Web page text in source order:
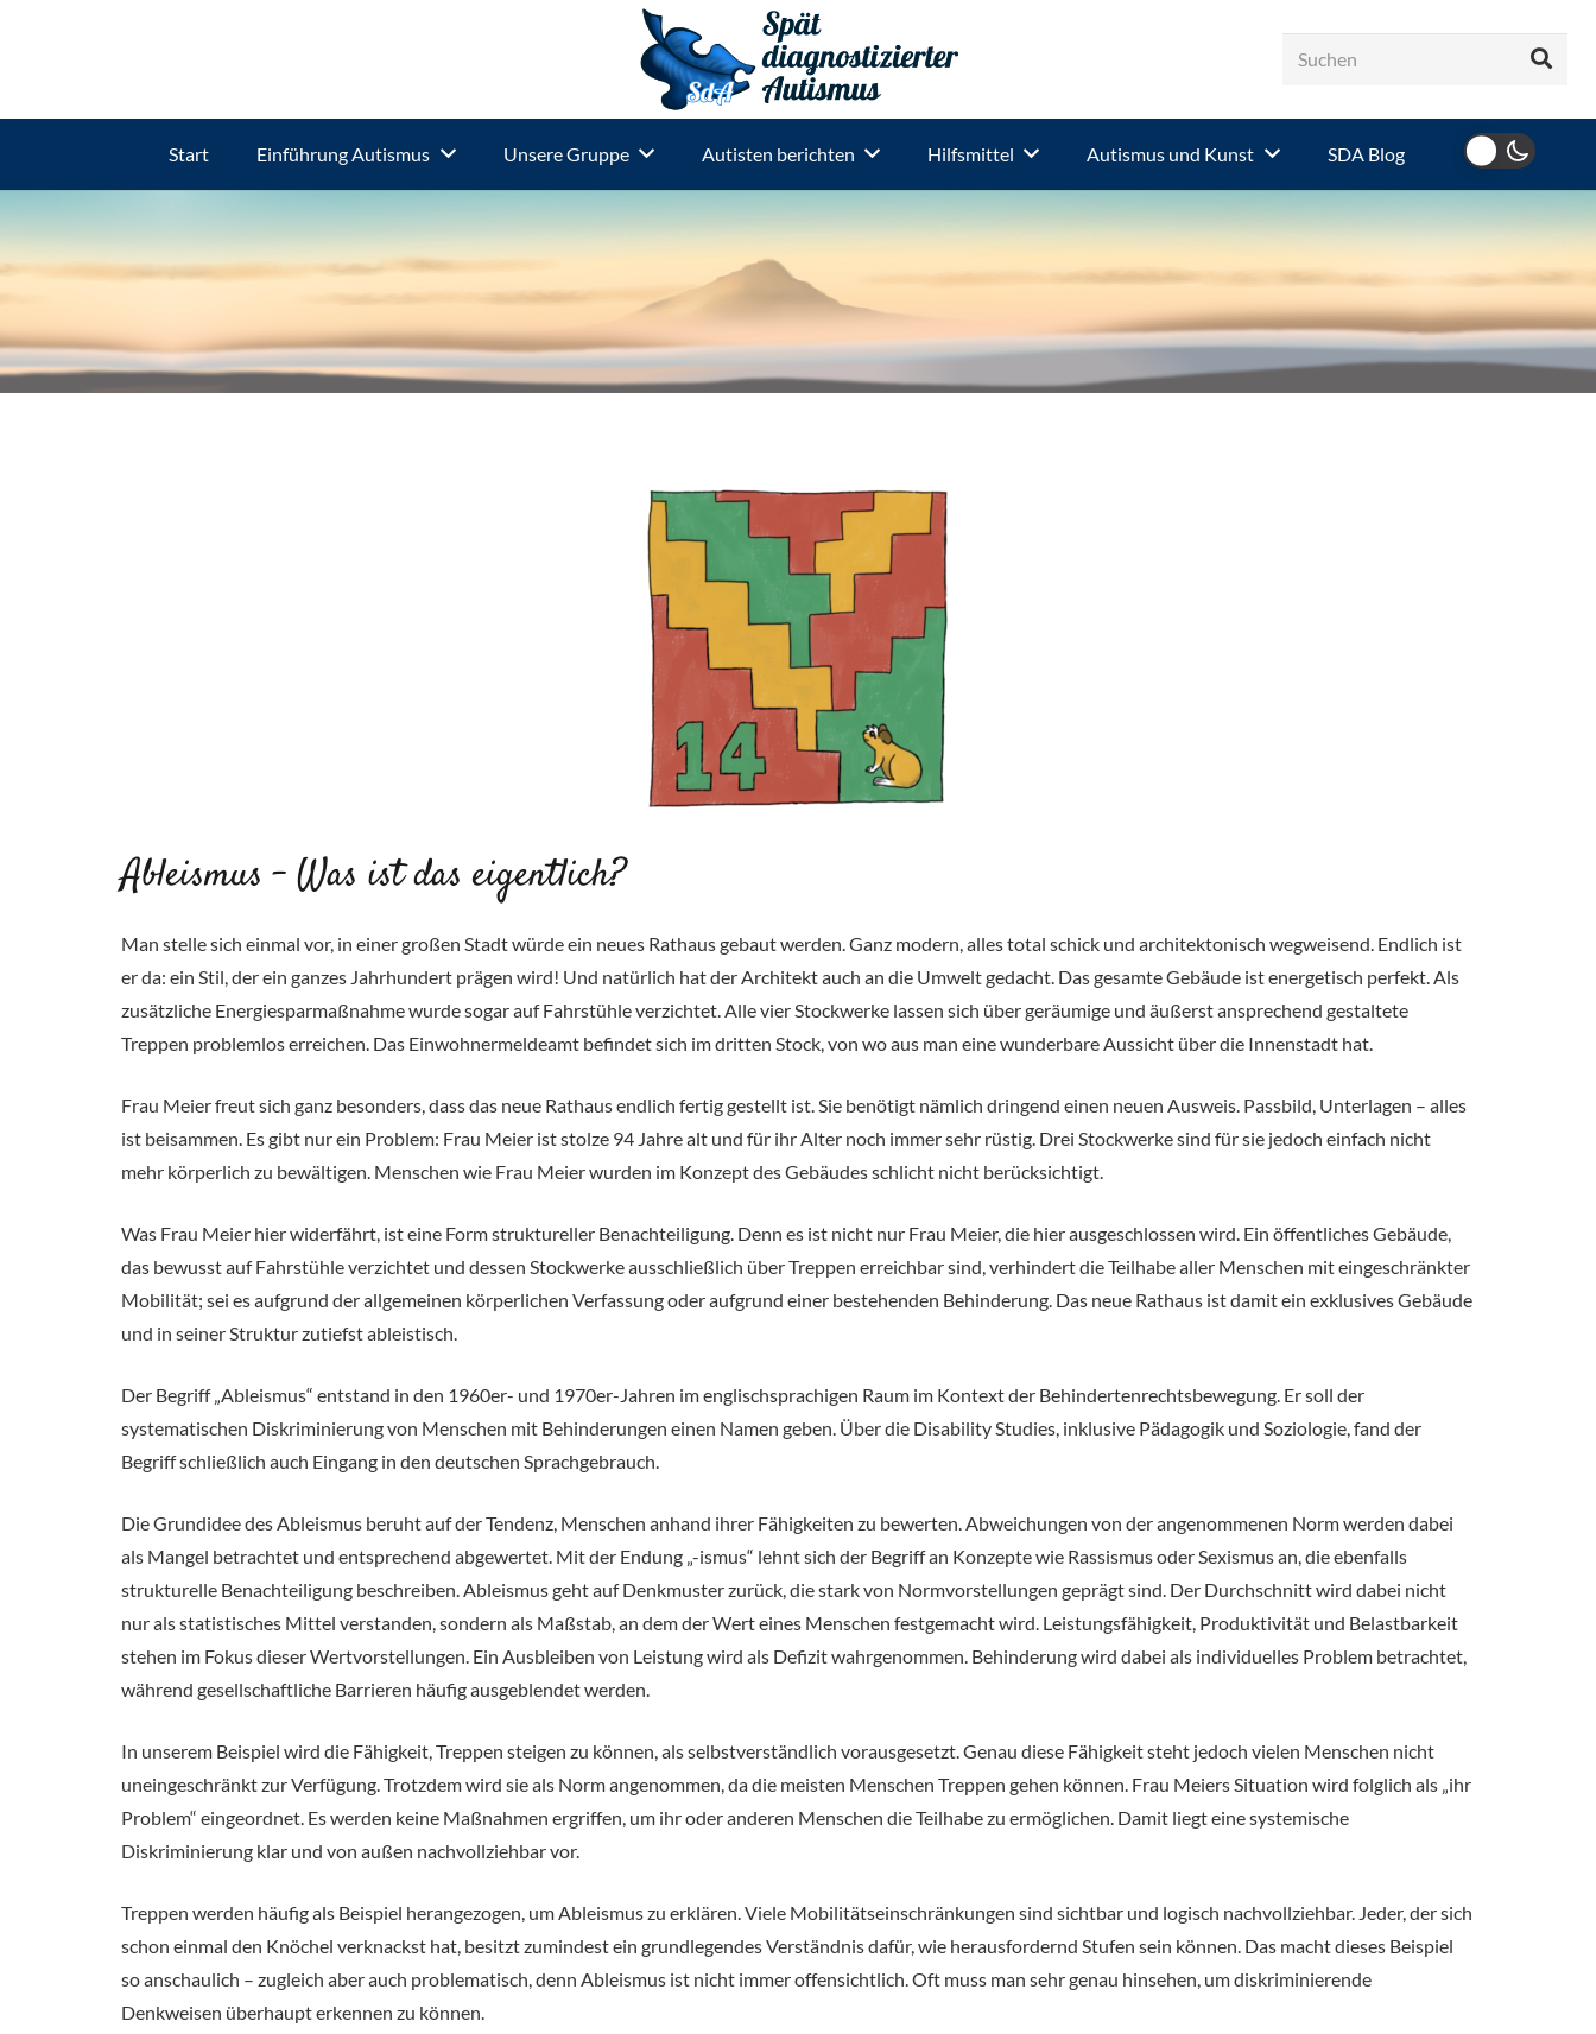
Start Einführung Autismus Unsere Gruppe Autisten berichten Hilfsmittel Autismus und Kunst SDA Blog
Ableismus – Was ist das eigentlich?
Man stelle sich einmal vor, in einer großen Stadt würde ein neues Rathaus gebaut werden. Ganz modern, alles total schick und architektonisch wegweisend. Endlich ist
er da: ein Stil, der ein ganzes Jahrhundert prägen wird! Und natürlich hat der Architekt auch an die Umwelt gedacht. Das gesamte Gebäude ist energetisch perfekt. Als
zusätzliche Energiesparmaßnahme wurde sogar auf Fahrstühle verzichtet. Alle vier Stockwerke lassen sich über geräumige und äußerst ansprechend gestaltete
Treppen problemlos erreichen. Das Einwohnermeldeamt befindet sich im dritten Stock, von wo aus man eine wunderbare Aussicht über die Innenstadt hat.
Frau Meier freut sich ganz besonders, dass das neue Rathaus endlich fertig gestellt ist. Sie benötigt nämlich dringend einen neuen Ausweis. Passbild, Unterlagen – alles
ist beisammen. Es gibt nur ein Problem: Frau Meier ist stolze 94 Jahre alt und für ihr Alter noch immer sehr rüstig. Drei Stockwerke sind für sie jedoch einfach nicht
mehr körperlich zu bewältigen. Menschen wie Frau Meier wurden im Konzept des Gebäudes schlicht nicht berücksichtigt.
Was Frau Meier hier widerfährt, ist eine Form struktureller Benachteiligung. Denn es ist nicht nur Frau Meier, die hier ausgeschlossen wird. Ein öffentliches Gebäude,
das bewusst auf Fahrstühle verzichtet und dessen Stockwerke ausschließlich über Treppen erreichbar sind, verhindert die Teilhabe aller Menschen mit eingeschränkter
Mobilität; sei es aufgrund der allgemeinen körperlichen Verfassung oder aufgrund einer bestehenden Behinderung. Das neue Rathaus ist damit ein exklusives Gebäude
und in seiner Struktur zutiefst ableistisch.
Der Begriff „Ableismus“ entstand in den 1960er- und 1970er-Jahren im englischsprachigen Raum im Kontext der Behindertenrechtsbewegung. Er soll der
systematischen Diskriminierung von Menschen mit Behinderungen einen Namen geben. Über die Disability Studies, inklusive Pädagogik und Soziologie, fand der
Begriff schließlich auch Eingang in den deutschen Sprachgebrauch.
Die Grundidee des Ableismus beruht auf der Tendenz, Menschen anhand ihrer Fähigkeiten zu bewerten. Abweichungen von der angenommenen Norm werden dabei
als Mangel betrachtet und entsprechend abgewertet. Mit der Endung „-ismus“ lehnt sich der Begriff an Konzepte wie Rassismus oder Sexismus an, die ebenfalls
strukturelle Benachteiligung beschreiben. Ableismus geht auf Denkmuster zurück, die stark von Normvorstellungen geprägt sind. Der Durchschnitt wird dabei nicht
nur als statistisches Mittel verstanden, sondern als Maßstab, an dem der Wert eines Menschen festgemacht wird. Leistungsfähigkeit, Produktivität und Belastbarkeit
stehen im Fokus dieser Wertvorstellungen. Ein Ausbleiben von Leistung wird als Defizit wahrgenommen. Behinderung wird dabei als individuelles Problem betrachtet,
während gesellschaftliche Barrieren häufig ausgeblendet werden.
In unserem Beispiel wird die Fähigkeit, Treppen steigen zu können, als selbstverständlich vorausgesetzt. Genau diese Fähigkeit steht jedoch vielen Menschen nicht
uneingeschränkt zur Verfügung. Trotzdem wird sie als Norm angenommen, da die meisten Menschen Treppen gehen können. Frau Meiers Situation wird folglich als „ihr
Problem“ eingeordnet. Es werden keine Maßnahmen ergriffen, um ihr oder anderen Menschen die Teilhabe zu ermöglichen. Damit liegt eine systemische
Diskriminierung klar und von außen nachvollziehbar vor.
Treppen werden häufig als Beispiel herangezogen, um Ableismus zu erklären. Viele Mobilitätseinschränkungen sind sichtbar und logisch nachvollziehbar. Jeder, der sich
schon einmal den Knöchel verknackst hat, besitzt zumindest ein grundlegendes Verständnis dafür, wie herausfordernd Stufen sein können. Das macht dieses Beispiel
so anschaulich – zugleich aber auch problematisch, denn Ableismus ist nicht immer offensichtlich. Oft muss man sehr genau hinsehen, um diskriminierende
Denkweisen überhaupt erkennen zu können.